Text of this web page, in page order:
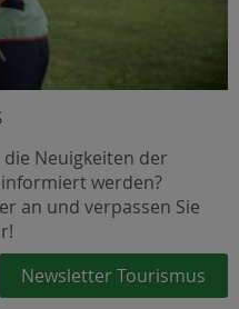
Neuigkeiten der
werden?
an und verpassen Sie
Newsletter Tourismus